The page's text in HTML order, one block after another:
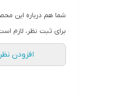
شما هم درباره این
برای ثبت نظر، لازم
افزودن نظر